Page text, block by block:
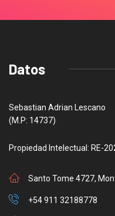
Datos
Sebastian Adrian Lescano
(M.P: 14737)
Propiedad Intelectual: RE-
Santo Tome 4727,
+54 911 32188778